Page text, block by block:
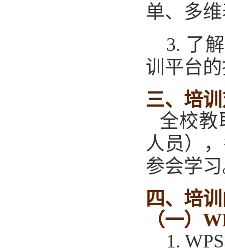
单、多
3. 了解
训平台
三、 培
全校教
人员）
参会学
四、 培
（一）
1.